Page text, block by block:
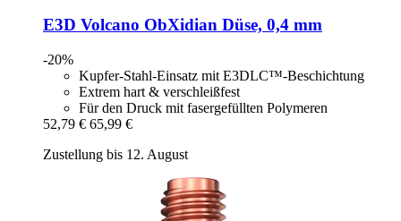
E3D Volcano ObXidian Düse, 0,4 mm
-20%
Kupfer-Stahl-Einsatz mit E3DLC™-Beschichtung
Extrem hart & verschleißfest
Für den Druck mit fasergefüllten Polymeren
52,79 € 65,99 €
Zustellung bis 12. August